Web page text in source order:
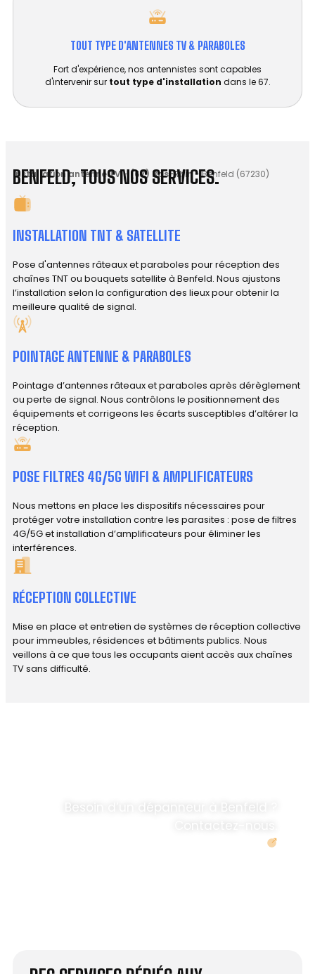
TOUT TYPE D'ANTENNES TV & PARABOLES
Fort d'expérience, nos antennistes sont capables
d'intervenir sur tout type d'installation dans le 67.
Installation antenne TV- (67) Bas-Rhin-Benfeld (67230)
BENFELD, TOUS NOS SERVICES.
INSTALLATION TNT & SATELLITE
Pose d'antennes râteaux et paraboles pour réception des
chaînes TNT ou bouquets satellite à Benfeld. Nous ajustons
l’installation selon la configuration des lieux pour obtenir la
meilleure qualité de signal.
POINTAGE ANTENNE & PARABOLES
Pointage d’antennes râteaux et paraboles après dérèglement
ou perte de signal. Nous contrôlons le positionnement des
équipements et corrigeons les écarts susceptibles d’altérer la
réception.
POSE FILTRES 4G/5G WIFI & AMPLIFICATEURS
Nous mettons en place les dispositifs nécessaires pour
protéger votre installation contre les parasites : pose de filtres
4G/5G et installation d’amplificateurs pour éliminer les
interférences.
RÉCEPTION COLLECTIVE
Mise en place et entretien de systèmes de réception collective
pour immeubles, résidences et bâtiments publics. Nous
veillons à ce que tous les occupants aient accès aux chaînes
TV sans difficulté.
Besoin d’un dépanneur à Benfeld ?